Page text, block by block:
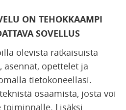
ON TEHOKKAAMPI
SOVELLUS
olevista ratkaisuista
asennat, opettelet ja
tietokoneellasi.
osaamista, josta voi
Lisäksi